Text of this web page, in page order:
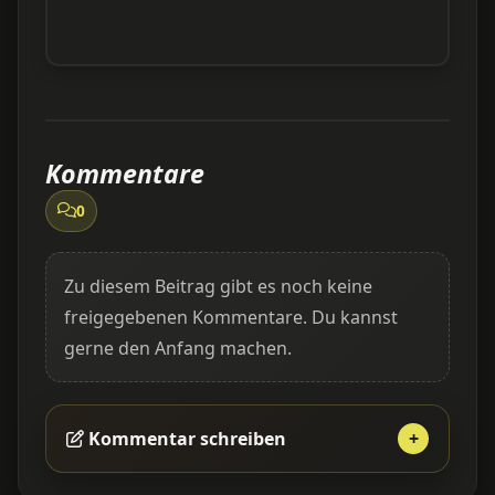
Kommentare
0
Zu diesem Beitrag gibt es noch keine
freigegebenen Kommentare. Du kannst
gerne den Anfang machen.
Kommentar schreiben